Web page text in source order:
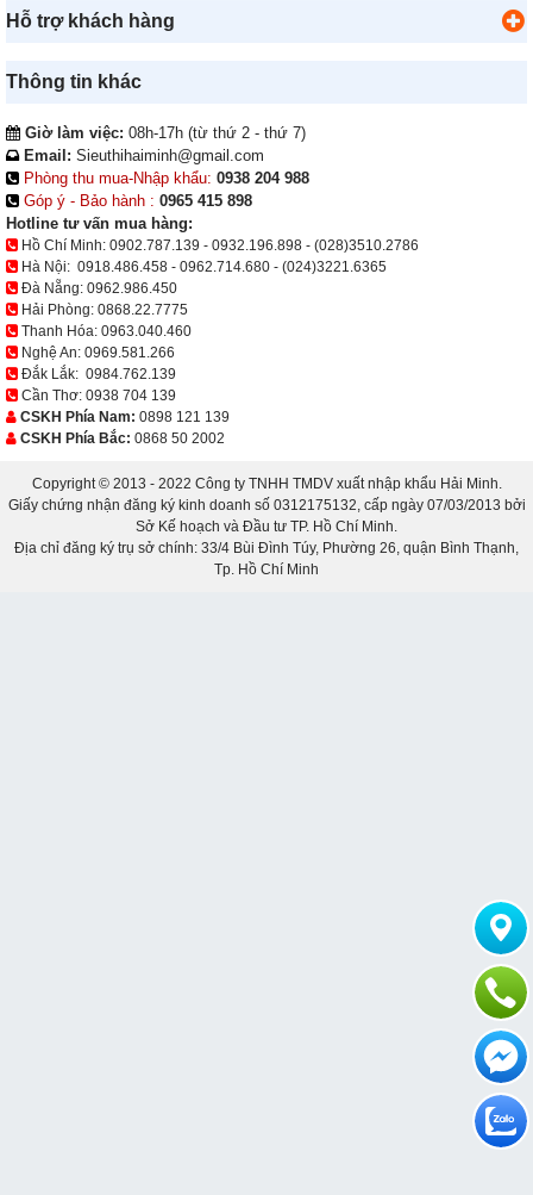
Hỗ trợ khách hàng
Thông tin khác
Giờ làm việc: 08h-17h (từ thứ 2 - thứ 7)
Email: Sieuthihaiminh@gmail.com
Phòng thu mua-Nhập khẩu: 0938 204 988
Góp ý - Bảo hành : 0965 415 898
Hotline tư vấn mua hàng:
Hồ Chí Minh: 0902.787.139 - 0932.196.898 - (028)3510.2786
Hà Nội: 0918.486.458 - 0962.714.680 - (024)3221.6365
Đà Nẵng: 0962.986.450
Hải Phòng: 0868.22.7775
Thanh Hóa: 0963.040.460
Nghệ An: 0969.581.266
Đắk Lắk: 0984.762.139
Cần Thơ: 0938 704 139
CSKH Phía Nam: 0898 121 139
CSKH Phía Bắc: 0868 50 2002
Copyright © 2013 - 2022 Công ty TNHH TMDV xuất nhập khẩu Hải Minh.
Giấy chứng nhận đăng ký kinh doanh số 0312175132, cấp ngày 07/03/2013 bởi
Sở Kế hoạch và Đầu tư TP. Hồ Chí Minh.
Địa chỉ đăng ký trụ sở chính: 33/4 Bùi Đình Túy, Phường 26, quận Bình Thạnh,
Tp. Hồ Chí Minh